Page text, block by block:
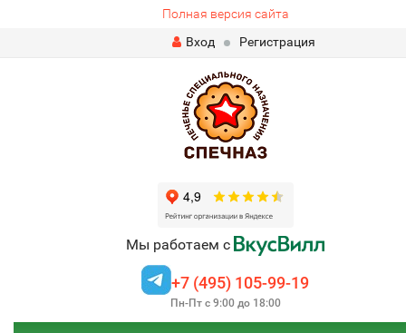
Полная версия сайта
Вход
Регистрация
Мы работаем с
+7 (495) 105-99-19
Пн-Пт с 9:00 до 18:00